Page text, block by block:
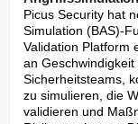
Picus Security hat
Simulation (BAS)-
Validation Platform
an
Sicherheitsteams,
zu simulieren, die
validieren und